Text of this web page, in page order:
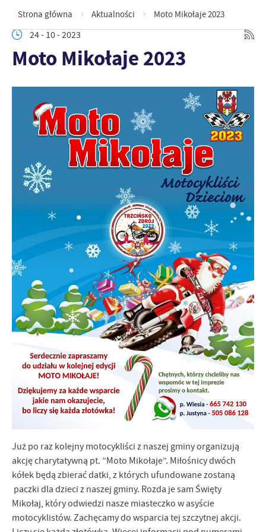
Strona główna Aktualności
Moto Mikołaje 2023
24 - 10 - 2023
Moto Mikołaje 2023
Już po raz kolejny motocykliści z naszej gminy organizują
akcję charytatywną pt. ”Moto Mikołaje”. Miłośnicy dwóch
kółek będą zbierać datki, z których ufundowane zostaną
paczki dla dzieci z naszej gminy. Rozda je sam Święty
Mikołaj, który odwiedzi nasze miasteczko w asyście
motocyklistów. Zachęcamy do wsparcia tej szczytnej akcji.